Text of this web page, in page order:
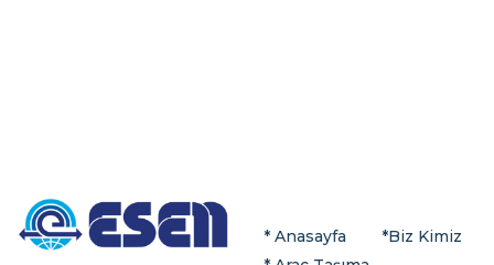
* Anasayfa *Biz Kimiz